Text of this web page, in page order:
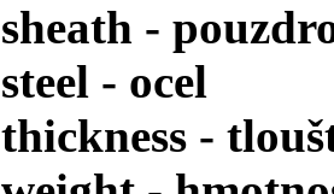
sheath -
steel - ocel
thickness -